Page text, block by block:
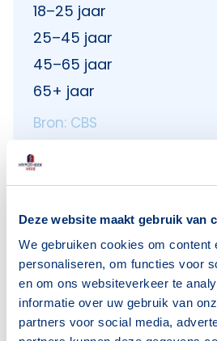
Deze website maakt gebruik van
We gebruiken cookies om content
personaliseren, om functies voor
en om ons websiteverkeer te
informatie over uw gebruik van
partners voor social media,
18–25 jaar
25–45 jaar
45–65 jaar
65+ jaar
Bron: CBS
Alleenwonend
Gezin zonder kinderen
Gezin met kinderen
Bron: CBS